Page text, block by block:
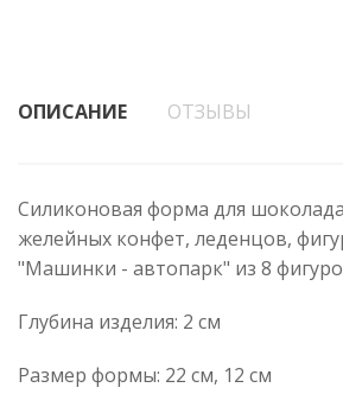
ОПИСАНИЕ ОТЗЫВЫ
Силиконовая форма для
желейных конфет, леденцов,
"Машинки - автопарк" из 8
Глубина изделия: 2 см
Размер формы: 22 см, 12 см